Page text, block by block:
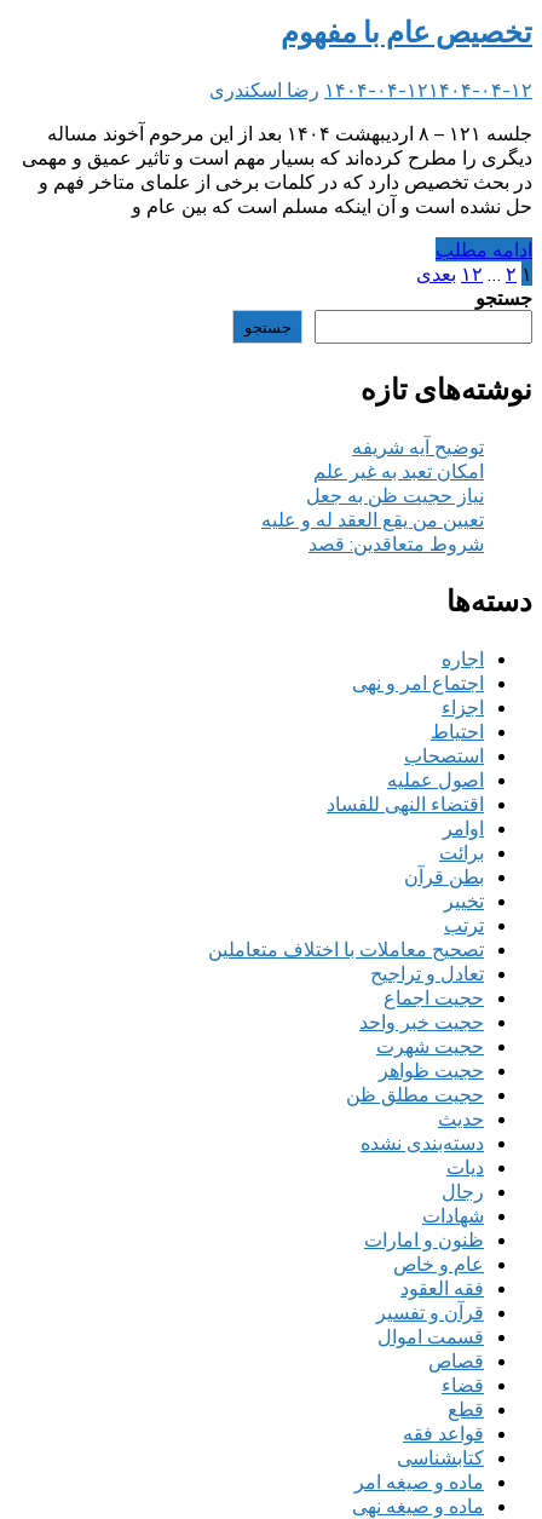
تخصیص عام با مفهوم
۱۴۰۴-۰۴-۱۲۱۴۰۴-۰۴-۱۲
رضا اسکندری
جلسه ۱۲۱ – ۸ اردیبهشت ۱۴۰۴ بعد از این مرحوم آخوند مساله
دیگری را مطرح کرده‌اند که بسیار مهم است و تاثیر عمیق و مهمی
در بحث تخصیص دارد که در کلمات برخی از علمای متاخر فهم و
حل نشده است و آن اینکه مسلم است که بین عام و
ادامه مطلب
صفحه‌بندی
نوشته‌ها
۱ ۲ … ۱۲ بعدی
جستجو
جستجو
نوشته‌های تازه
توضیح آیه شریفه
امکان تعبد به غیر علم
نیاز حجیت ظن به جعل
تعیین من یقع العقد له و علیه
شروط متعاقدین: قصد
دسته‌ها
اجاره
اجتماع امر و نهی
اجزاء
احتیاط
استصحاب
اصول عملیه
اقتضاء النهی للفساد
اوامر
برائت
بطن قرآن
تخییر
ترتب
تصحیح معاملات با اختلاف متعاملین
تعادل و تراجیح
حجیت اجماع
حجیت خبر واحد
حجیت شهرت
حجیت ظواهر
حجیت مطلق ظن
حدیث
دسته‌بندی نشده
دیات
رجال
شهادات
ظنون و امارات
عام و خاص
فقه العقود
قرآن و تفسیر
قسمت اموال
قصاص
قضاء
قطع
قواعد فقه
کتابشناسی
ماده و صیغه امر
ماده و صیغه نهی